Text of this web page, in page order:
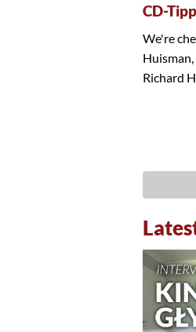
CD-
We're
Huisman,
Richard